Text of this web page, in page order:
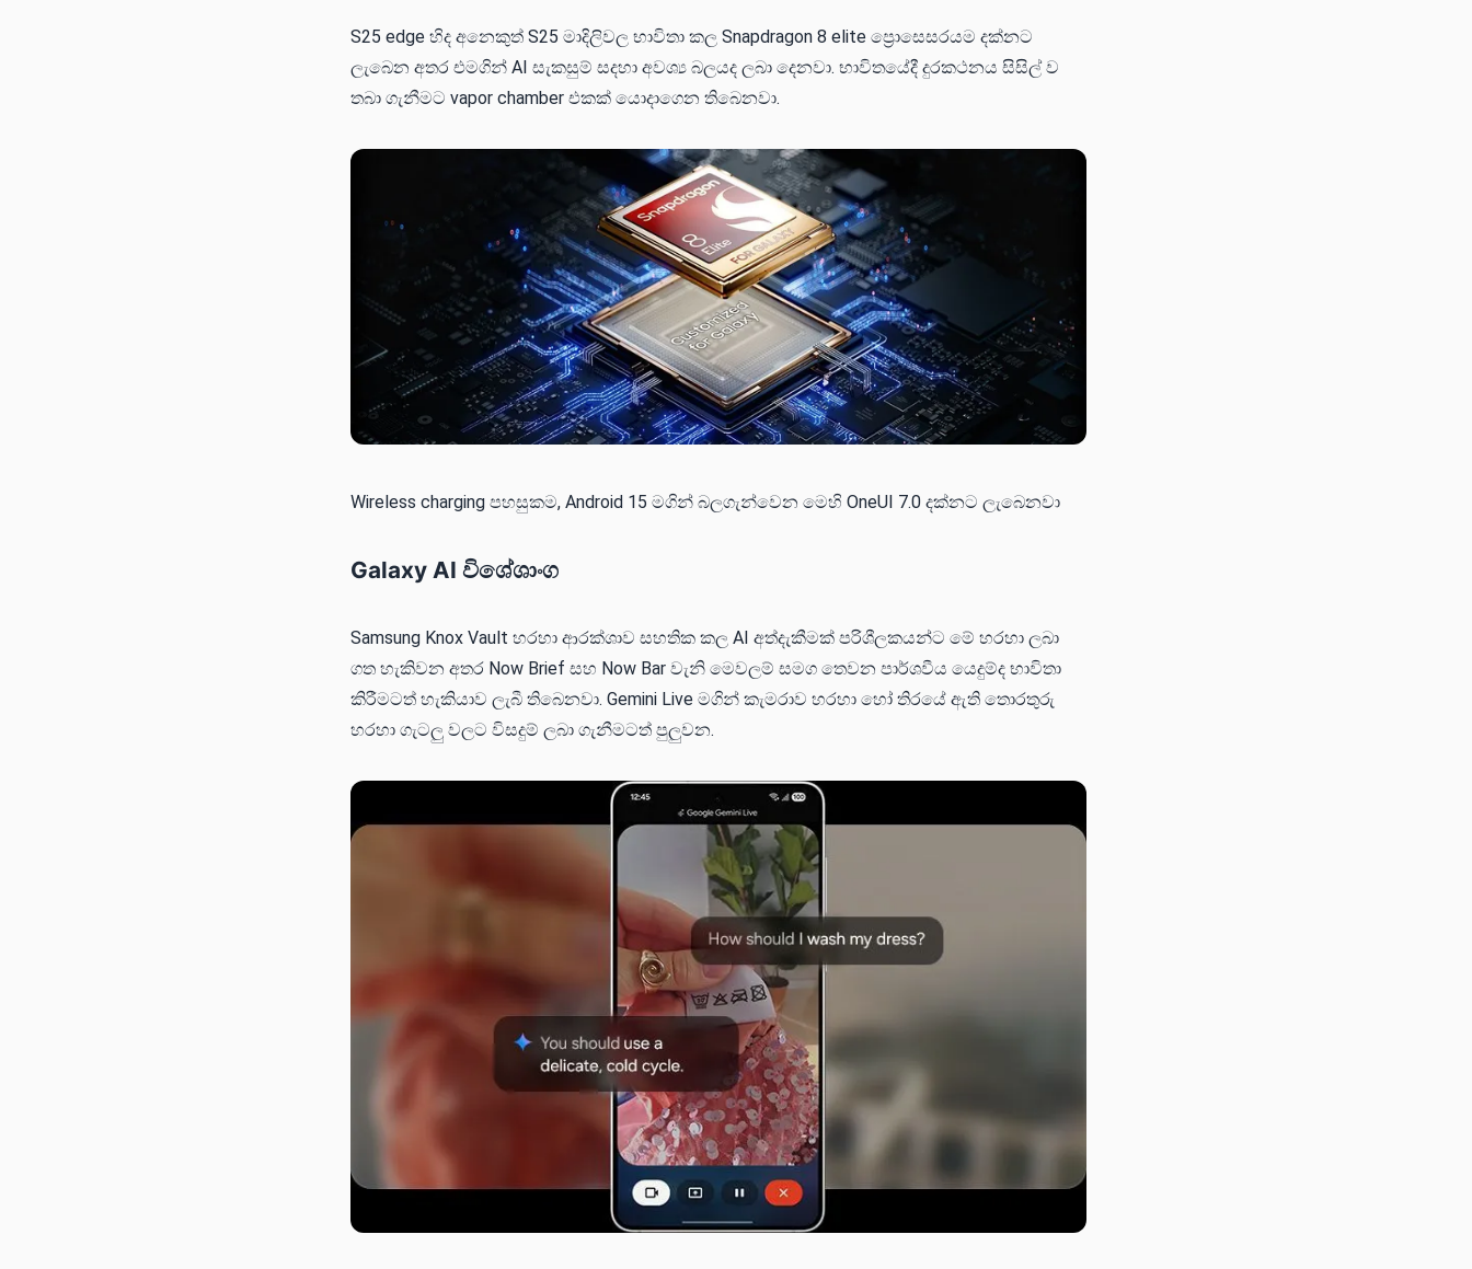
S25 edge හිද අනෙකුත් S25 මාදිලිවල භාවිතා කල Snapdragon 8 elite ප්‍රොසෙසරයම දක්නට
ලැබෙන අතර එමගින් AI සැකසුම් සදහා අවශ්‍ය බලයද ලබා දෙනවා. භාවිතයේදී දුරකථනය සිසිල් ව
තබා ගැනීමට vapor chamber එකක් යොදාගෙන තිබෙනවා.
Wireless charging පහසුකම, Android 15 මගින් බලගැන්වෙන මෙ​හි OneUI 7.0 දක්නට ලැබෙනවා
Galaxy AI විශේශාංග
Samsung Knox Vault හරහා ආරක්ශාව සහතික කල AI අත්දැකීමක් පරිශීලකයන්ට මේ හරහා ලබා
ගත හැකිවන අතර Now Brief සහ Now Bar වැනි මෙවලම් සමග තෙවන පාර්ශවීය යෙදුම්ද භාවිතා
කිරීමටත් හැකියාව ලැබී තිබෙනවා. Gemini Live මගින් කැමරාව හරහා හෝ තිරයේ ඇති තොරතුරු
හරහා ගැටලු වලට විසදුම් ලබා ගැනීමටත් පුලුවන.